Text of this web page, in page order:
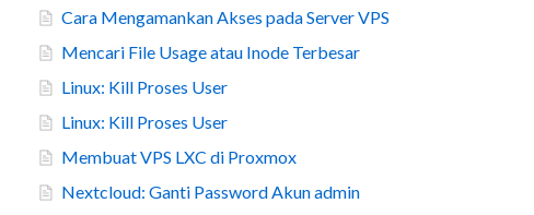
Cara Mengamankan Akses pada Server VPS
Mencari File Usage atau Inode Terbesar
Linux: Kill Proses User
Linux: Kill Proses User
Membuat VPS LXC di Proxmox
Nextcloud: Ganti Password Akun admin